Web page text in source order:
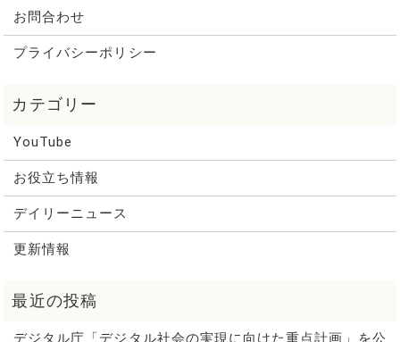
お問合わせ
プライバシーポリシー
YouTube
お役立ち情報
デイリーニュース
更新情報